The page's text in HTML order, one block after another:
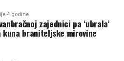
4 godine
zajednici pa ‘ubrala’
kuna braniteljske mirovine